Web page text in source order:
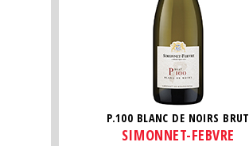
P.100 BLANC DE NOIRS BRUT
SIMONNET-FEBVRE